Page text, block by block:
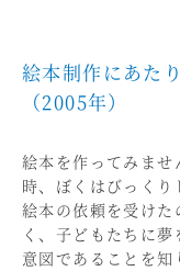
絵本制作にあた
（2005年）
絵本を作ってみませ
時、ぼくはびっく
絵本の依頼を受けた
く、子どもたちに
意図であることを